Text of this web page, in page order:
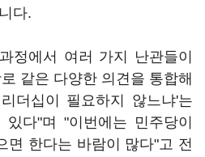
다.
정에서 여러 가지 난관들이
같은 다양한 의견을 통합해
더십이 필요하지 않느냐'는
다"며 "이번에는 민주당이
면 한다는 바람이 많다"고 전